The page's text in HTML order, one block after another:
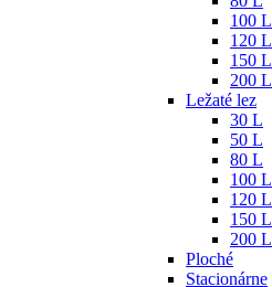
100 L
120 L
150 L
200 L
Ležaté lez
30 L
50 L
80 L
100 L
120 L
150 L
200 L
Ploché
Stacionárne